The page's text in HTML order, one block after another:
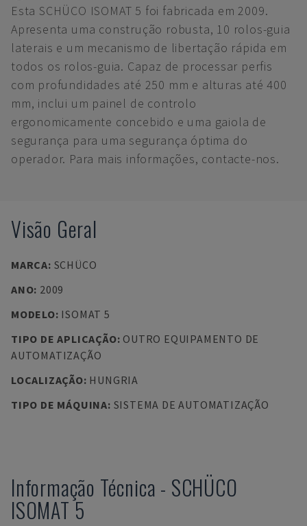
Esta SCHÜCO ISOMAT 5 foi fabricada em 2009.
Apresenta uma construção robusta, 10 rolos-guia
laterais e um mecanismo de libertação rápida em
todos os rolos-guia. Capaz de processar perfis
com profundidades até 250 mm e alturas até 400
mm, inclui um painel de controlo
ergonomicamente concebido e uma gaiola de
segurança para uma segurança óptima do
operador. Para mais informações, contacte-nos.
Visão Geral
MARCA: SCHÜCO
ANO: 2009
MODELO: ISOMAT 5
TIPO DE APLICAÇÃO: OUTRO EQUIPAMENTO DE
AUTOMATIZAÇÃO
LOCALIZAÇÃO: HUNGRIA
TIPO DE MÁQUINA: SISTEMA DE AUTOMATIZAÇÃO
Informação Técnica - SCHÜCO
ISOMAT 5